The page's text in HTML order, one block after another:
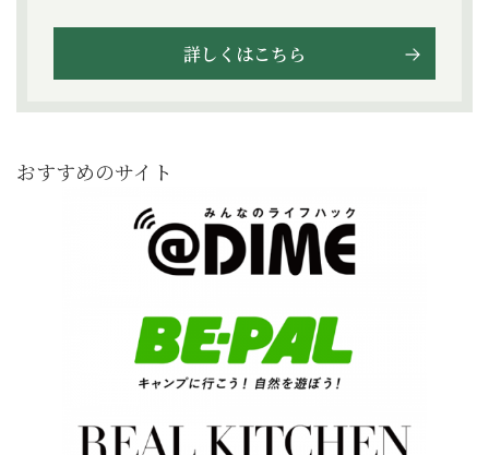
詳しくはこちら
おすすめのサイト